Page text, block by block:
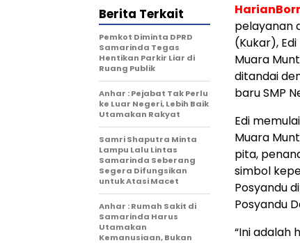
pelayanan
(Kukar),
Muara
ditandai
baru SMP
Edi
Muara
pita,
simbol
Posyandu
Posyandu
“Ini adalah
Berita Terkait
Pemkot Diminta DPRD
Samarinda Tegas
Hentikan Parkir Liar di
Ruang Publik
Anhar : Pejabat Tak Perlu
ke Luar Negeri, Lebih Baik
Utamakan Rakyat
Samri Shaputra Minta
Lampu Lalu Lintas
Samarinda Seberang
Segera Difungsikan
untuk Atasi Macet
Anhar : Rumah Sakit di
Samarinda Harus
Utamakan
Kemanusiaan, Bukan